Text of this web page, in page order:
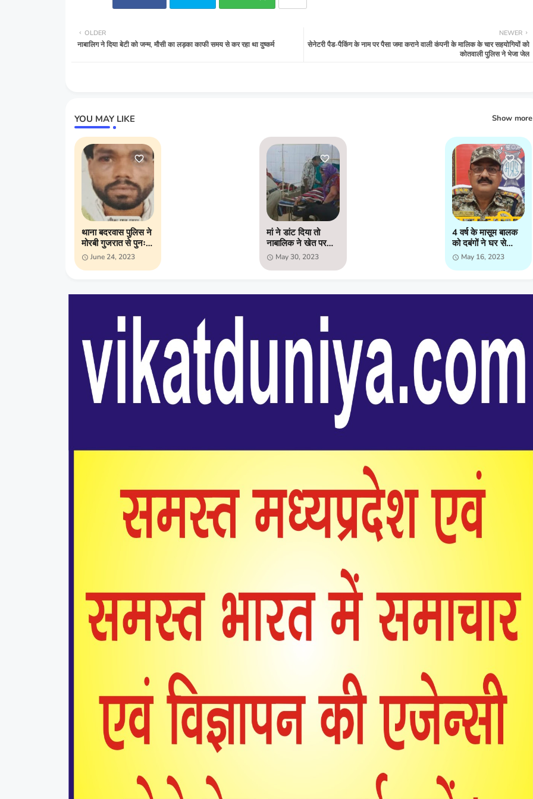
NEWER
सेनेटरी पैड-पैकिंग के नाम पर पैसा जमा कराने वाली कंपनी के मालिक के चार सहयोगियों को
कोतवाली पुलिस ने भेजा जेल
OLDER
नाबालिग ने दिया बेटी को जन्म, मौसी का लड़का काफी समय से कर रहा था दुष्कर्म
YOU MAY LIKE Show more
थाना बदरवास पुलिस ने
मोरबी गुजरात से पुनः
एक नाबालिग लड़की को
बरामद करने में सफलता
June 24, 2023
मां ने डांट दिया तो
नाबालिक ने खेत पर
खड़े पेड़ पर दुपट्टे से
किया फांसी लगाने का
May 30, 2023
4 वर्ष के मासूम बालक
को दबंगों ने घर से
उठाया, पुलिस ने आरोपी
को गिरफ्तार कर बच्चे
May 16, 2023